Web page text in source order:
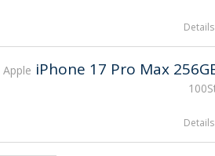
Details
Apple iPhone 17 Pro Max
Details